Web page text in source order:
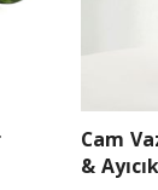
Cam
& Ayıcık